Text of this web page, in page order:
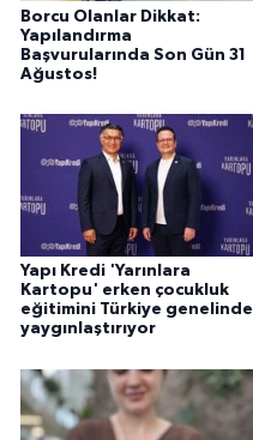
Borcu Olanlar Dikkat:
Yapılandırma
Başvurularında Son Gün 31
Ağustos!
Yapı Kredi 'Yarınlara
Kartopu' erken çocukluk
eğitimini Türkiye genelinde
yaygınlaştırıyor